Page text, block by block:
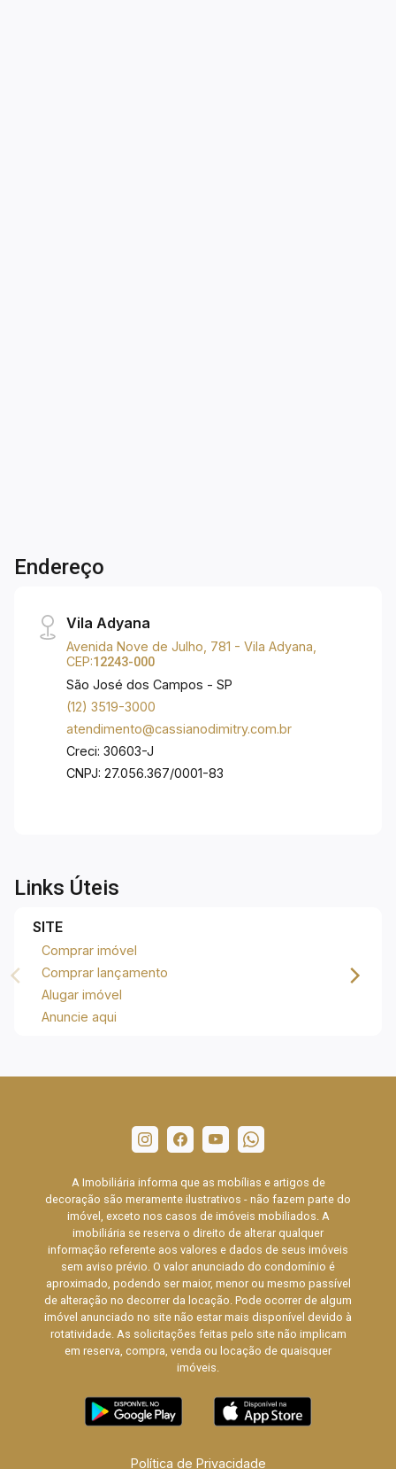
Endereço
Vila Adyana
Avenida Nove de Julho, 781 - Vila Adyana,
CEP:12243-000
São José dos Campos - SP
(12) 3519-3000
atendimento@cassianodimitry.com.br
Creci: 30603-J
CNPJ: 27.056.367/0001-83
Links Úteis
SITE
Comprar imóvel
Comprar lançamento
Alugar imóvel
Anuncie aqui
A Imobiliária informa que as mobílias e artigos de
decoração são meramente ilustrativos - não fazem parte do
imóvel, exceto nos casos de imóveis mobiliados. A
imobiliária se reserva o direito de alterar qualquer
informação referente aos valores e dados de seus imóveis
sem aviso prévio. O valor anunciado do condomínio é
aproximado, podendo ser maior, menor ou mesmo passível
de alteração no decorrer da locação. Pode ocorrer de algum
imóvel anunciado no site não estar mais disponível devido à
rotatividade. As solicitações feitas pelo site não implicam
em reserva, compra, venda ou locação de quaisquer
imóveis.
Política de Privacidade